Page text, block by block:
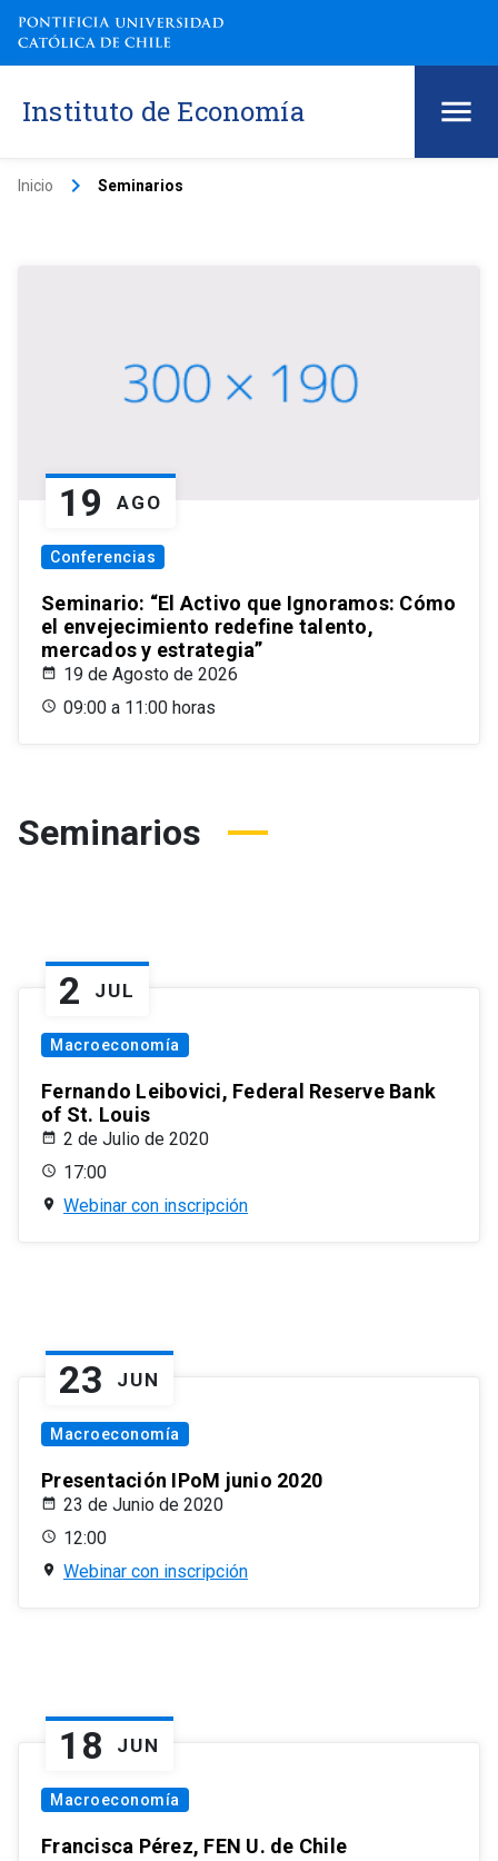
Instituto de Economía
Inicio keyboard_arrow_right Seminarios
19 AGO
Conferencias
Seminario: “El Activo que Ignoramos: Cómo
el envejecimiento redefine talento,
mercados y estrategia”
19 de Agosto de 2026
09:00 a 11:00 horas
Seminarios
2 JUL
Macroeconomía
Fernando Leibovici, Federal Reserve Bank
of St. Louis
2 de Julio de 2020
17:00
Webinar con inscripción
23 JUN
Macroeconomía
Presentación IPoM junio 2020
23 de Junio de 2020
12:00
Webinar con inscripción
18 JUN
Macroeconomía
Francisca Pérez, FEN U. de Chile